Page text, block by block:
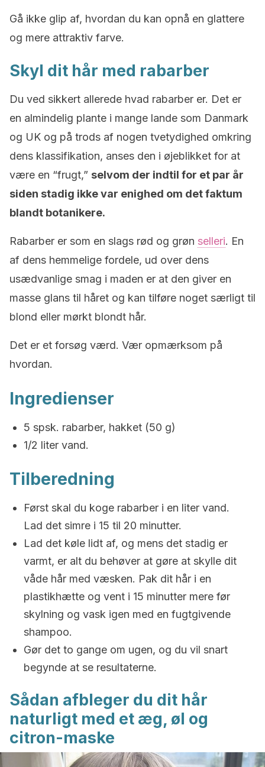
Gå ikke glip af, hvordan du kan opnå en glattere
og mere attraktiv farve.
Skyl dit hår med rabarber
Du ved sikkert allerede hvad rabarber er. Det er
en almindelig plante i mange lande som Danmark
og UK og på trods af nogen tvetydighed omkring
dens klassifikation, anses den i øjeblikket for at
være en “frugt,” selvom der indtil for et par år
siden stadig ikke var enighed om det faktum
blandt botanikere.
Rabarber er som en slags rød og grøn selleri. En
af dens hemmelige fordele, ud over dens
usædvanlige smag i maden er at den giver en
masse glans til håret og kan tilføre noget særligt til
blond eller mørkt blondt hår.
Det er et forsøg værd. Vær opmærksom på
hvordan.
Ingredienser
5 spsk. rabarber, hakket (50 g)
1/2 liter vand.
Tilberedning
Først skal du koge rabarber i en liter vand.
Lad det simre i 15 til 20 minutter.
Lad det køle lidt af, og mens det stadig er
varmt, er alt du behøver at gøre at skylle dit
våde hår med væsken. Pak dit hår i en
plastikhætte og vent i 15 minutter mere før
skylning og vask igen med en fugtgivende
shampoo.
Gør det to gange om ugen, og du vil snart
begynde at se resultaterne.
Sådan afbleger du dit hår
naturligt med et æg, øl og
citron-maske